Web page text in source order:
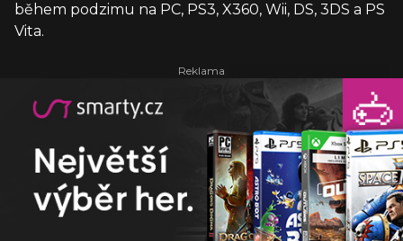
během podzimu na PC, PS3, X360, Wii, DS, 3DS a PS
Vita.